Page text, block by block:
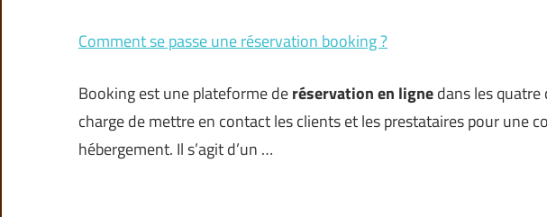
Comment se passe une réservation booking ?
Booking est une plateforme deréservation en lignedans les
charge de mettre en contact les clients et les prestataires pour une
hébergement. Il s’agit d’un …